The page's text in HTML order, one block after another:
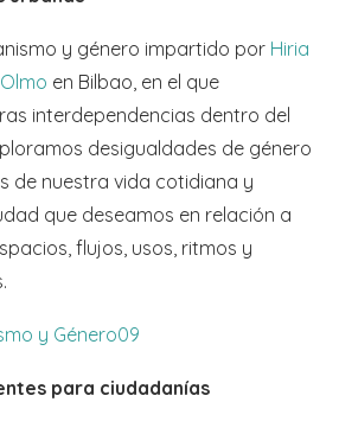
y género impartido por Hiria
en Bilbao, en el que
interdependencias dentro del
desigualdades de género
de nuestra vida cotidiana y
que deseamos en relación a
flujos, usos, ritmos y
para ciudadanías